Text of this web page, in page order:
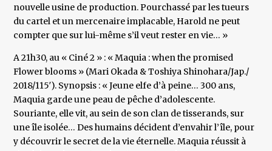
nouvelle usine de production. Pourchassé par les tueurs
du cartel et un mercenaire implacable, Harold ne peut
compter que sur lui-même s’il veut rester en vie… »
A 21h30, au « Ciné 2 » : « Maquia : when the promised
Flower blooms » (Mari Okada & Toshiya Shinohara/Jap./
2018/115′). Synopsis : « Jeune elfe d’à peine… 300 ans,
Maquia garde une peau de pêche d’adolescente.
Souriante, elle vit, au sein de son clan de tisserands, sur
une île isolée… Des humains décident d’envahir l’île, pour
y découvrir le secret de la vie éternelle. Maquia réussit à